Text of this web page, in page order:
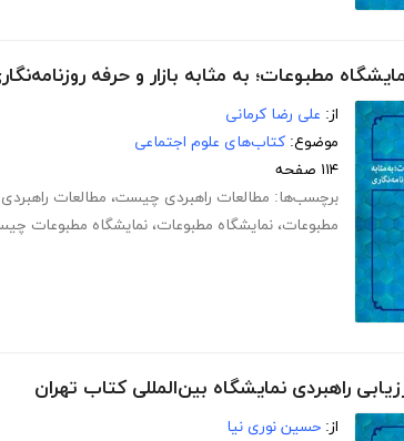
مطبوعات؛ به مثابه بازار و حرفه
از: علی رضا کرمانی
موضوع: کتاب‌های علوم اجتماعی
۱۱۴ صفحه
برچسب‌ها: مطالعات راهبردی چیست، مطالعات راهبردی
مطبوعات، نمایشگاه مطبوعات، نمایشگاه مطبوعات
راهبردی نمایشگاه بین‌المللی کتاب تهران
از: حسین نوری نیا